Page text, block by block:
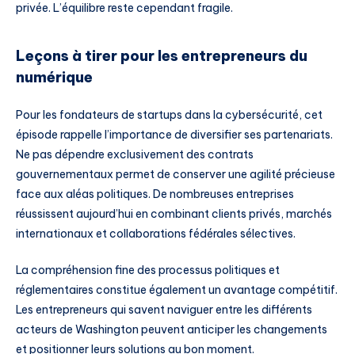
privée. L’équilibre reste cependant fragile.
Leçons à tirer pour les entrepreneurs du
numérique
Pour les fondateurs de startups dans la cybersécurité, cet
épisode rappelle l’importance de diversifier ses partenariats.
Ne pas dépendre exclusivement des contrats
gouvernementaux permet de conserver une agilité précieuse
face aux aléas politiques. De nombreuses entreprises
réussissent aujourd’hui en combinant clients privés, marchés
internationaux et collaborations fédérales sélectives.
La compréhension fine des processus politiques et
réglementaires constitue également un avantage compétitif.
Les entrepreneurs qui savent naviguer entre les différents
acteurs de Washington peuvent anticiper les changements
et positionner leurs solutions au bon moment.